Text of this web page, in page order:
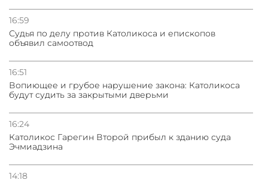
16:59
Судья по делу против Католикоса и епископов
объявил самоотвод
16:51
Вопиющее и грубое нарушение закона: Католикоса
будут судить за закрытыми дверьми
16:24
Католикос Гарегин Второй прибыл к зданию суда
Эчмиадзина
14:18
погрануправления СНБ Армении в Тбилиси